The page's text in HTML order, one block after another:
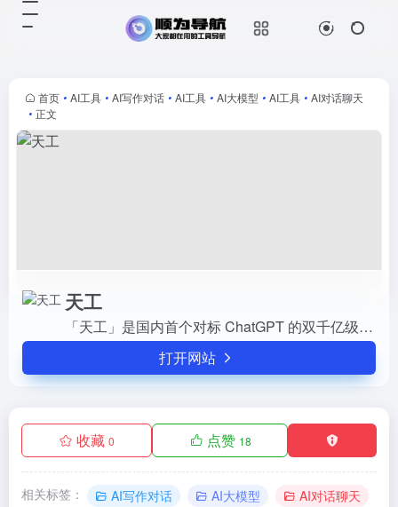
首页 • AI工具 • AI写作对话 • AI工具 • AI大模型 • AI工具 • AI对话聊天
• 正文
天工
「天工」是国内首个对标 ChatGPT 的双千亿级大语言模型，也是一个对话式AI助手。「天工」通过自然语言与用户进行问答交互，AI 生成能力可满足文案创作、知识问答、逻辑推演、数理...
打开网站
收藏 0 点赞 18
相关标签： AI写作对话 AI大模型
AI对话聊天
话式AI助手。「天工」通过自然语言
与用户进行问答交互，AI 生成能力